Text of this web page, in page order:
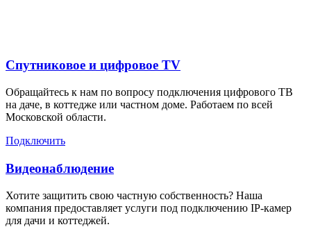
Спутниковое и цифровое TV
Обращайтесь к нам по вопросу подключения цифрового ТВ
на даче, в коттедже или частном доме. Работаем по всей
Московской области.
Подключить
Видеонаблюдение
Хотите защитить свою частную собственность? Наша
компания предоставляет услуги под подключению IP-камер
для дачи и коттеджей.